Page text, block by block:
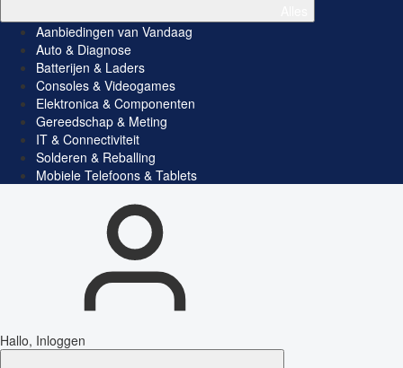
Aanbiedingen van Vandaag
Auto & Diagnose
Batterijen & Laders
Consoles & Videogames
Elektronica & Componenten
Gereedschap & Meting
IT & Connectiviteit
Solderen & Reballing
Mobiele Telefoons & Tablets
Hallo, Inloggen